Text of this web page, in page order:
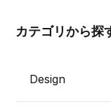
カテゴリから探
Design